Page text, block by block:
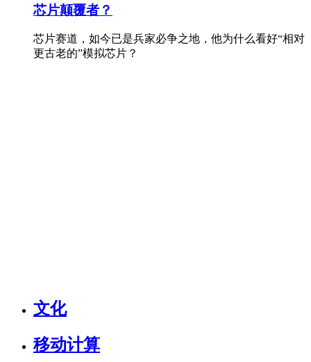
芯片颠覆者？
芯片赛道，如今已是兵家必争之地，他为什么看好“相对
更古老的”模拟芯片？
文化
移动计算